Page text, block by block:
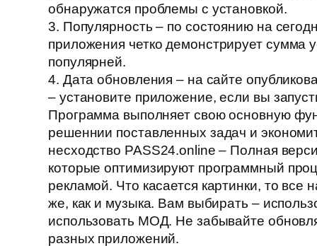
обнаружатся проблемы с установкой.
3. Популярность – по состоянию на
приложения четко демонстрирует сумма
популярней.
4. Дата обновления – на сайте
– установите приложение, если вы
Программа выполняет свою основную
решеннии поставленных задач и
несходство PASS24.online – Полная
которые оптимизируют программный
рекламой. Что касается картинки, то все
же, как и музыка. Вам выбирать –
использовать МОД. Не забывайте
разных приложений.